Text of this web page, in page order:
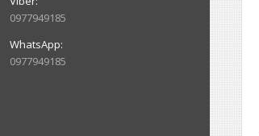
0977949185
0977949185